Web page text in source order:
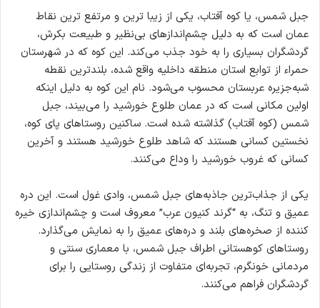
جبل شمس، یا کوه آفتاب، یکی از زیبا ترین و مرتفع‌ ترین نقاط
عمان است که به دلیل چشم‌اندازهای بی‌نظیر و طبیعت بکرش،
گردشگران بسیاری را به خود جذب می‌کند. این کوه که در شهرستان
حمراء از توابع استان منطقه داخلیه واقع شده، بلندترین نقطه
شبه‌جزیره عربستان محسوب می‌شود. نام این کوه به دلیل اینکه
اولین مکانی است که در عمان طلوع خورشید را می‌بیند، جبل
شمس (کوه آفتاب) گذاشته شده است. ساکنین روستاهای پای کوه،
نخستین کسانی هستند که شاهد طلوع خورشید هستند و آخرین
کسانی که غروب خورشید را وداع می‌کنند.
یکی از جذاب‌ترین جاذبه‌های جبل شمس، وادی غول است. این دره
عمیق و تنگ، به “گرند کنیون عرب” معروف است و چشم‌اندازی خیره
کننده از صخره‌های بلند و دره‌های عمیق را به نمایش می‌گذارد.
روستاهای کوهستانی اطراف جبل شمس، با معماری سنتی و
مردمانی خونگرم، تجربه‌ای متفاوت از زندگی روستایی را برای
گردشگران فراهم می‌کنند.